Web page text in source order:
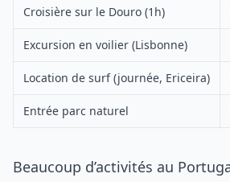
Croisière sur le Douro (1h)
Excursion en voilier (Lisbonne)
Location de surf (journée, Ericeira)
Entrée parc naturel
Beaucoup d’activités au